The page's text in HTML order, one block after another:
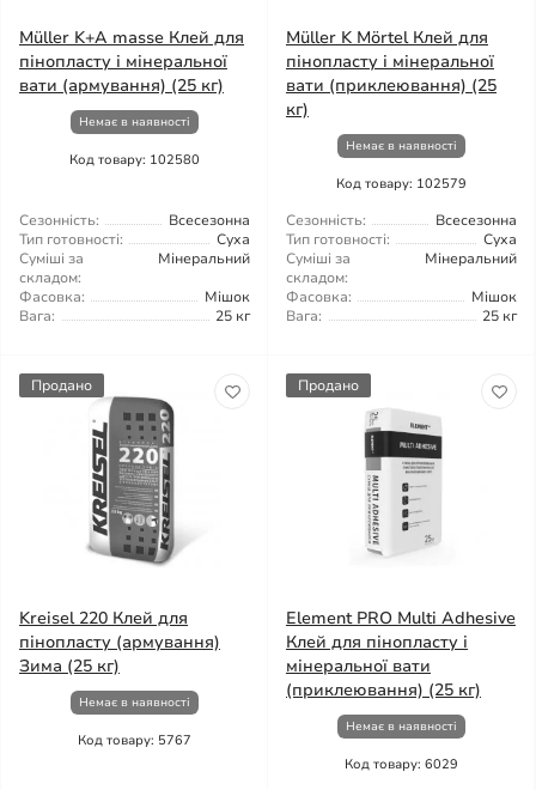
Müller K+A masse Клей для
пінопласту і мінеральної
вати (армування) (25 кг)
Немає в наявності
Код товару: 102580
Сезонність:
Всесезонна
Тип готовності:
Суха
Суміші за
складом:
Мінеральний
Фасовка:
Мішок
Вага:
25 кг
Müller K Mörtel Клей для
пінопласту і мінеральної
вати (приклеювання) (25
кг)
Немає в наявності
Код товару: 102579
Сезонність:
Всесезонна
Тип готовності:
Суха
Суміші за
складом:
Мінеральний
Фасовка:
Мішок
Вага:
25 кг
Продано
Kreisel 220 Клей для
пінопласту (армування)
Зима (25 кг)
Немає в наявності
Код товару: 5767
Продано
Element PRO Multi Adhesive
Клей для пінопласту і
мінеральної вати
(приклеювання) (25 кг)
Немає в наявності
Код товару: 6029